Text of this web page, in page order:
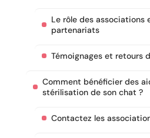
Le rôle des associations
partenariats
Témoignages et retours
Comment bénéficier des
stérilisation de son chat ?
Contactez les